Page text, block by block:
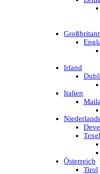
Irland
Italien
Texel
Österreich
Tirol